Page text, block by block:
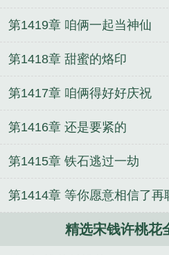
第1419章 咱俩一起当神仙
第1418章 甜蜜的烙印
第1417章 咱俩得好好庆祝
第1416章 还是要紧的
第1415章 铁石逃过一劫
第1414章 等你愿意相信了再
精选宋钱许桃花